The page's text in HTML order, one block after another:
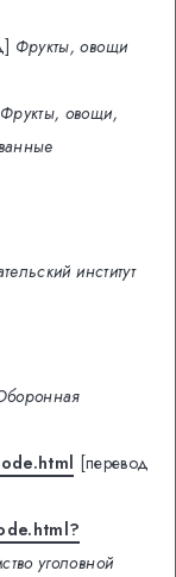
Фрукты, овощи
Фрукты, овощи,
институт
[перевод
уголовной